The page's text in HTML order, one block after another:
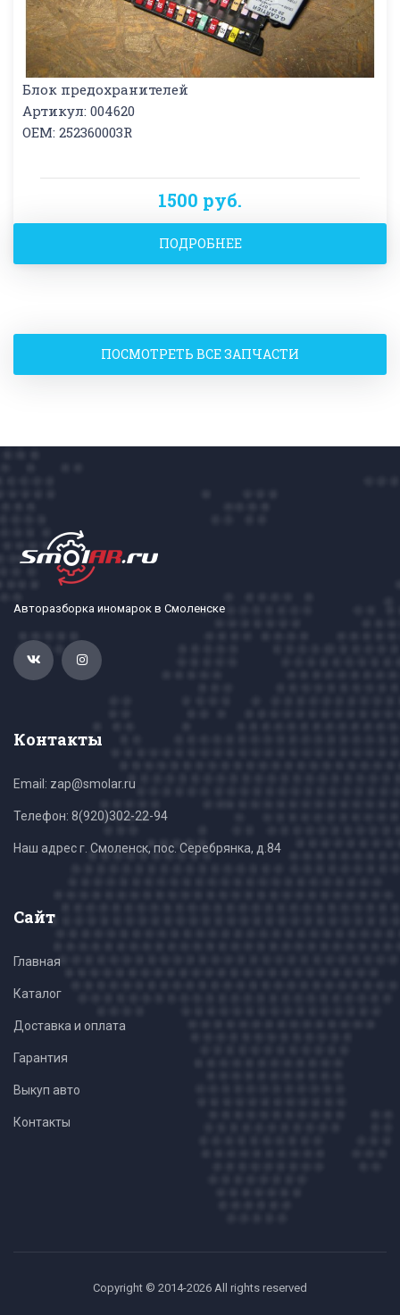
Блок предохранителей
Артикул: 004620
OEM: 252360003R
1500 руб.
ПОДРОБНЕЕ
ПОСМОТРЕТЬ ВСЕ ЗАПЧАСТИ
Авторазборка иномарок в Смоленске
Контакты
Email: zap@smolar.ru
Телефон: 8(920)302-22-94
Наш адрес г. Смоленск, пос. Серебрянка, д.84
Сайт
Главная
Каталог
Доставка и оплата
Гарантия
Выкуп авто
Контакты
Copyright © 2014-2026 All rights reserved